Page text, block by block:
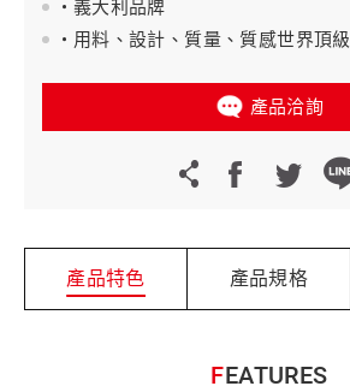
• 義大利品牌
• 用料、設計、質量、質感世界頂級
產品洽詢
產品特色 產品規格
FEATURES